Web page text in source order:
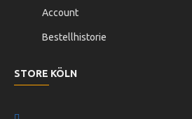
Account
Bestellhistorie
STORE KÖLN